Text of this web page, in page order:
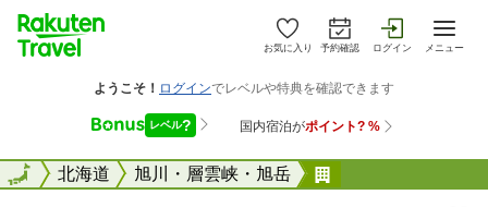
お気に入り 予約確認 ログイン メニュー
全国北海道 旭川・層雲峡・旭岳
全国